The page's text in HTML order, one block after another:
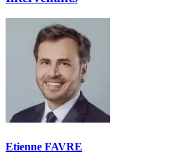
Etienne FAVRE